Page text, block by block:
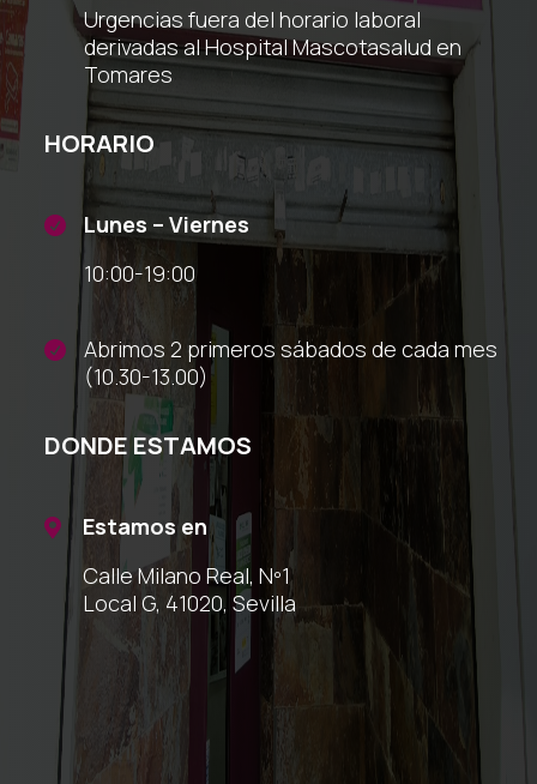
Urgencias fuera del horario laboral
derivadas al Hospital Mascotasalud en
Tomares
HORARIO

Lunes – Viernes
10:00-19:00

Abrimos 2 primeros sábados de cada mes
(10.30-13.00)
DONDE ESTAMOS

Estamos en
Calle Milano Real, Nº1
Local G, 41020, Sevilla